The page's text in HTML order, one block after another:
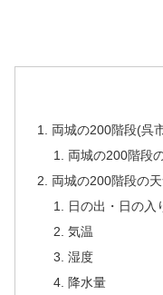
両城の200階段(呉
両城の200階段
両城の200階段の
日の出・日の入
気温
湿度
降水量